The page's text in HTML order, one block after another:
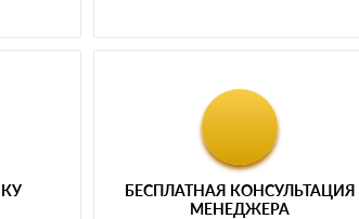
БЕСПЛАТНАЯ КОНСУЛЬТАЦИЯ
МЕНЕДЖЕРА